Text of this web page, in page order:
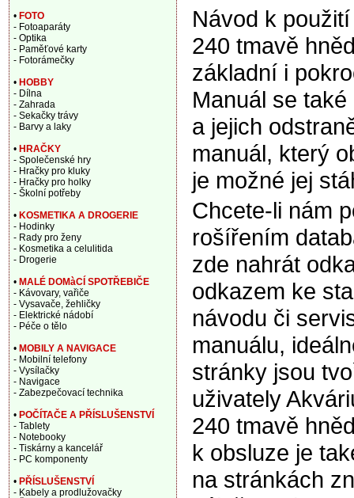
Návod k
240 tmavě
základní i
Manuál se
a jejich
manuál, který
je možné jej
Chcete-li nám
rošířením
zde nahrát
odkazem ke
návodu či
manuálu,
stránky jsou
uživately
240 tmavě
k obsluze je
na stránkách
• FOTO
- Fotoaparáty
- Optika
- Paměťové karty
- Fotorámečky
• HOBBY
- Dílna
- Zahrada
- Sekačky trávy
- Barvy a laky
• HRAČKY
- Společenské hry
- Hračky pro kluky
- Hračky pro holky
- Školní potřeby
• KOSMETIKA A DROGERIE
- Hodinky
- Rady pro ženy
- Kosmetika a celulitida
- Drogerie
• MALÉ DOMàCÍ SPOTŘEBIČE
- Kávovary, vařiče
- Vysavače, žehličky
- Elektrické nádobí
- Péče o tělo
• MOBILY A NAVIGACE
- Mobilní telefony
- Vysílačky
- Navigace
- Zabezpečovací technika
• POČÍTAČE A PŘÍSLUŠENSTVÍ
- Tablety
- Notebooky
- Tiskárny a kancelář
- PC komponenty
• PŘÍSLUŠENSTVÍ
- Kabely a prodlužovačky